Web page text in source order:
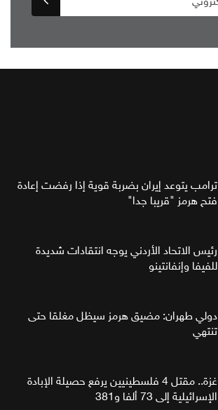
ترامب يتوعد إيران بضربة قوية إذا رفضت إعادة
فتح هرمز "قريبا جدا"
رئيس الاتحاد الأردني يوجه انتقادات شديدة
للفيفا وإنفانتينو
دولي طهران: مضيق هرمز سيظل مغلقا حتى
تنتهي
غزة.. مقتل 4 فلسطينيين يرفع حصيلة الإبادة
الإسرائيلية إلى 73 ألفا و381